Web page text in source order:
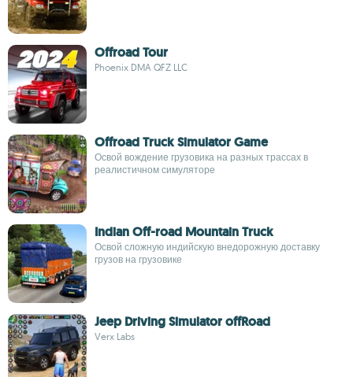
Offroad Tour
Phoenix DMA QFZ LLC
Offroad Truck Simulator Game
Освой вождение грузовика на разных трассах в
реалистичном симуляторе
Indian Off-road Mountain Truck
Освой сложную индийскую внедорожную доставку
грузов на грузовике
Jeep Driving Simulator offRoad
Verx Labs